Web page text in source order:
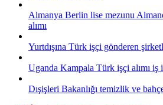
Almanya Berlin lise mezunu
alımı
Yurtdışına Türk işçi gönderen
Uganda Kampala Türk işçi alımı iş
Dışişleri Bakanlığı temizlik ve